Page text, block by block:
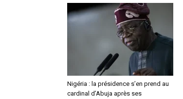
Nigéria : la présidence s’en prend au
cardinal d’Abuja après ses